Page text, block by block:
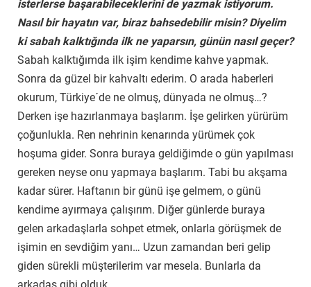
isterlerse başarabileceklerini de yazmak istiyorum.
Nasıl bir hayatın var, biraz bahsedebilir misin? Diyelim
ki sabah kalktığında ilk ne yaparsın, günün nasıl geçer?
Sabah kalktığımda ilk işim kendime kahve yapmak.
Sonra da güzel bir kahvaltı ederim. O arada haberleri
okurum, Türkiye´de ne olmuş, dünyada ne olmuş…?
Derken işe hazırlanmaya başlarım. İşe gelirken yürürüm
çoğunlukla. Ren nehrinin kenarında yürümek çok
hoşuma gider. Sonra buraya geldiğimde o gün yapılması
gereken neyse onu yapmaya başlarım. Tabi bu akşama
kadar sürer. Haftanın bir günü işe gelmem, o günü
kendime ayırmaya çalışırım. Diğer günlerde buraya
gelen arkadaşlarla sohpet etmek, onlarla görüşmek de
işimin en sevdiğim yanı… Uzun zamandan beri gelip
giden sürekli müşterilerim var mesela. Bunlarla da